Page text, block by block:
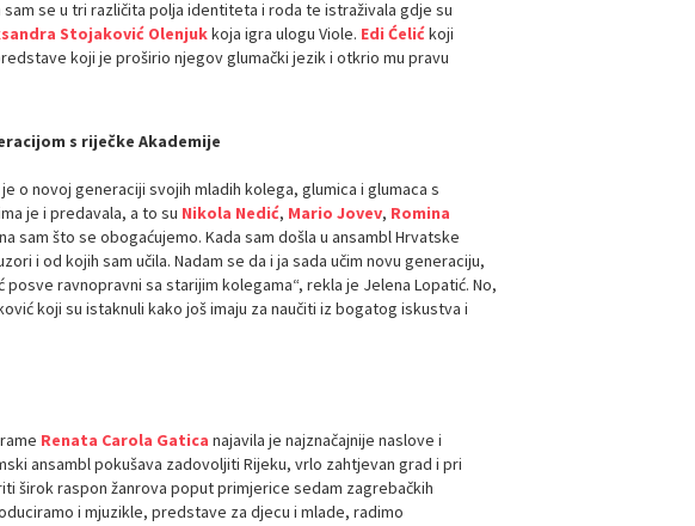
se u tri različita polja identiteta i roda te istraživala gdje su
Stojaković Olenjukkoja igra ulogu Viole. Edi Ćelićkoji
koji je proširio njegov glumački jezik i otkrio mu pravu
s riječke Akademije
o novoj generaciji svojih mladih kolega, glumica i glumaca s
je i predavala, a to su Nikola Nedić, Mario Jovev, Romina
sam što se obogaćujemo. Kada sam došla u ansambl Hrvatske
i od kojih sam učila. Nadam se da i ja sada učim novu generaciju,
ravnopravni sa starijim kolegama“, rekla je Jelena Lopatić. No,
koji su istaknuli kako još imaju za naučiti iz bogatog iskustva i
Renata Carola Gatica najavila je najznačajnije naslove i
ansambl pokušava zadovoljiti Rijeku, vrlo zahtjevan grad i pri
širok raspon žanrova poput primjerice sedam zagrebačkih
i mjuzikle, predstave za djecu i mlade, radimo